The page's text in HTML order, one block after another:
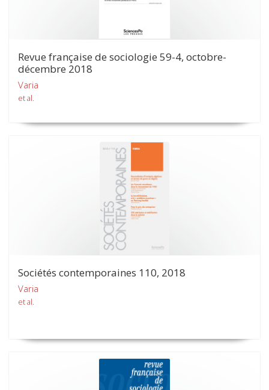
Revue française de sociologie 59-4, octobre-
décembre 2018
Varia
et al.
Sociétés contemporaines 110, 2018
Varia
et al.